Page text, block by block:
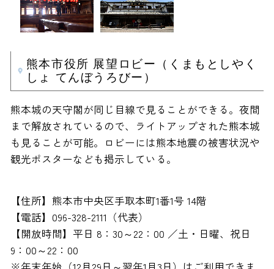
熊本市役所 展望ロビー（くまもとしやく
しょ てんぼうろびー）
熊本城の天守閣が同じ目線で見ることができる。夜間
まで解放されているので、ライトアップされた熊本城
も見ることが可能。ロビーには熊本地震の被害状況や
観光ポスターなども掲示している。
【住所】熊本市中央区手取本町1番1号 14階
【電話】096-328-2111（代表）
【開放時間】平日 8：30～22：00 ／土・日曜、祝日
9：00～22：00